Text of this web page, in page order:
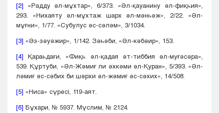
[2] «Радду әл-мұхтар», 6/373. «Әл-қауанину әл-фиқһия»,
293. «Нихаяту әл-мұхтаж шарх әл-мәнһәж», 2/22. «Әл-
мұғни», 1/77. «Субулус әс-сәләм», 3/1034.
[3] «Әз-зәуәжир», 1/142. Зәһәби, «Әл-кәбәир», 153.
[4] Қараһдағи, «Фиқһ әл-қадая әт-тиббия әл-муғәсәра»,
539. Құртуби, «Әл-Жәмиғ ли әхкәми әл-Қуран», 5/393. «Әл-
ләмиғ әс-сәбих би шәрхи әл-жәмиғ әс-сәхих», 14/508.
[5] «Ниса» сүресі, 119-аят.
[6] Бұхари, № 5937. Мүслим, № 2124.